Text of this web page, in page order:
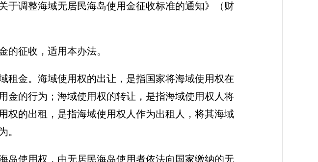
于调整海域无居民海岛使用金征收标准的通知》（财
征收，适用本办法。
金。海域使用权的出让，是指国家将海域使用权在
金的行为；海域使用权的转让，是指海域使用权人将
权的出租，是指海域使用权人作为出租人，将其海域
。
岛使用权，由无居民海岛使用者依法向国家缴纳的无